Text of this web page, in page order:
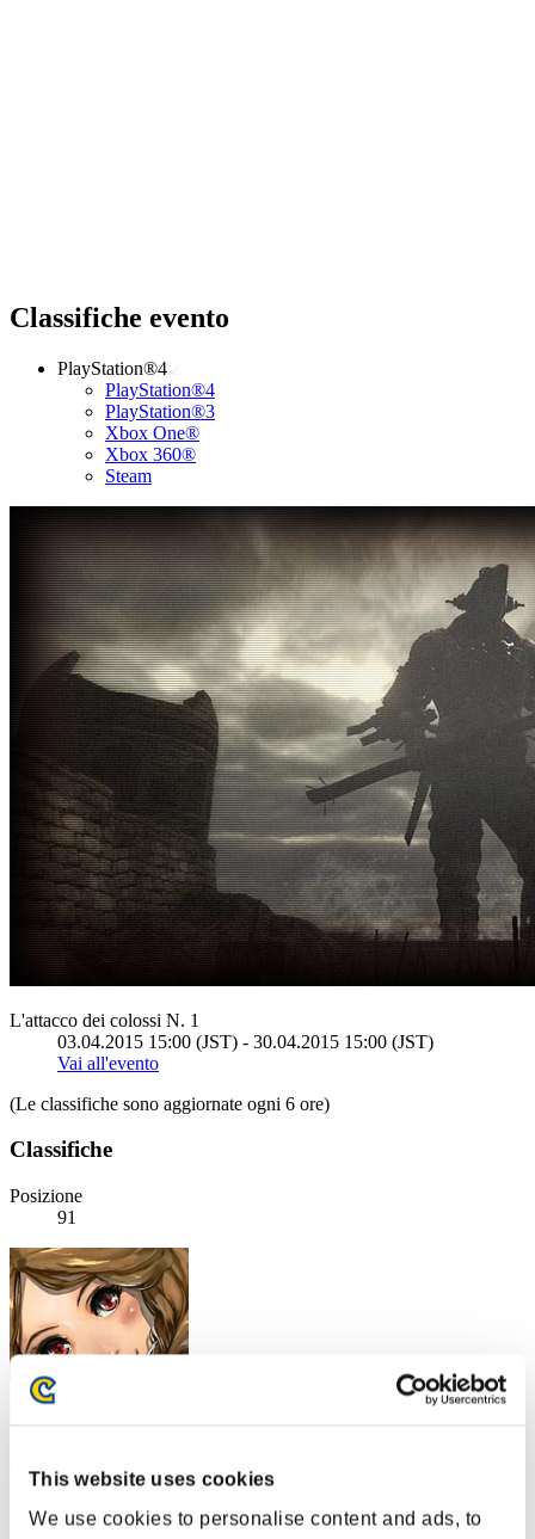
This website uses cookies
We use cookies to personalise content and ads, to
Classifiche evento
PlayStation®4
PlayStation®4
PlayStation®3
Xbox One®
Xbox 360®
Steam
L'attacco dei colossi N. 1
03.04.2015 15:00 (JST) - 30.04.2015 15:00 (JST)
Vai all'evento
(Le classifiche sono aggiornate ogni 6 ore)
Classifiche
Posizione
91